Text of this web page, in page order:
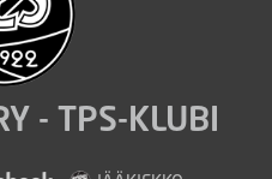
- TPS-KLUBI